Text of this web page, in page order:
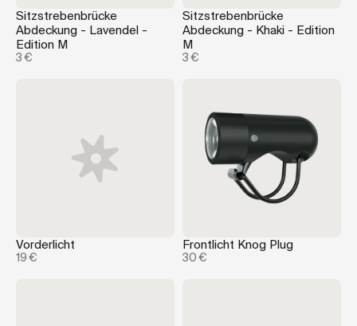
Sitzstrebenbrücke
Abdeckung - Lavendel -
Edition M
3 €
Sitzstrebenbrücke
Abdeckung - Khaki - Edition
M
3 €
Vorderlicht
19 €
Frontlicht Knog Plug
30 €